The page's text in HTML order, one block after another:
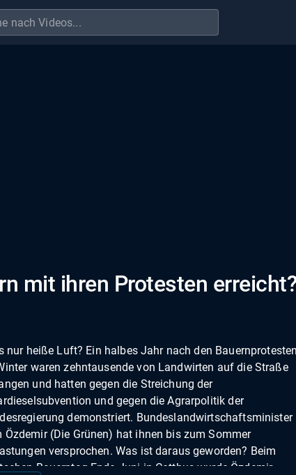
mit ihren Protesten
nur heiße Luft? Ein halbes Jahr nach den Bauernprotesten
waren zehntausende von Landwirten auf die Straße
und hatten gegen die Streichung der
und gegen die Agrarpolitik der
demonstriert. Bundeslandwirtschaftsminister
Özdemir (Die Grünen) hat ihnen bis zum Sommer
versprochen. Was ist daraus geworden? Beim
Bauerntag Ende Juni in Cottbus wurde Özdemir